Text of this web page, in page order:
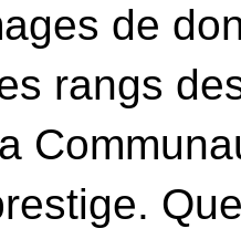
de
rangs